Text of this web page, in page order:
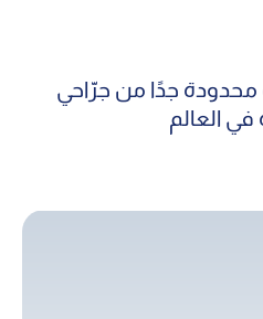
محدودة جدًا من جرّاحي
في العالم